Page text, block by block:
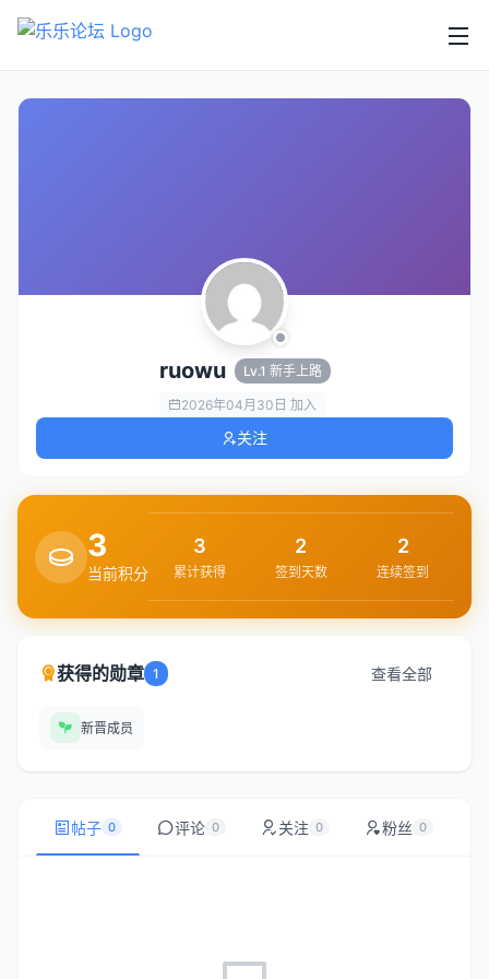
ruowu Lv.1 新手上路
2026年04月30日 加入
关注
3
当前积分
3
累计获得
2
签到天数
2
连续签到
获得的勋章 1 查看全部
新晋成员
帖子 0 评论 0 关注 0 粉丝 0